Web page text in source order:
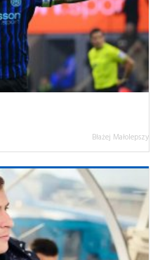
Błażej Małolepszy